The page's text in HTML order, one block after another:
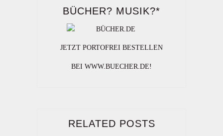
BÜCHER? MUSIK?*
JETZT PORTOFREI BESTELLEN
BEI WWW.BUECHER.DE!
RELATED POSTS